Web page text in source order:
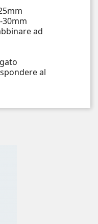
ad
al